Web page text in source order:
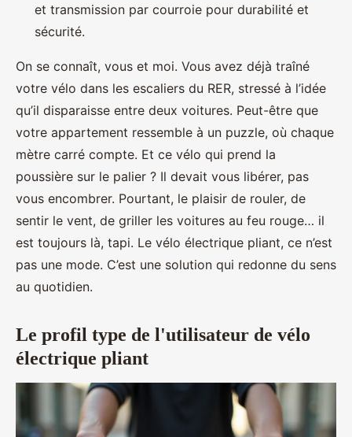
et transmission par courroie pour durabilité et
sécurité.
On se connaît, vous et moi. Vous avez déjà traîné
votre vélo dans les escaliers du RER, stressé à l’idée
qu’il disparaisse entre deux voitures. Peut-être que
votre appartement ressemble à un puzzle, où chaque
mètre carré compte. Et ce vélo qui prend la
poussière sur le palier ? Il devait vous libérer, pas
vous encombrer. Pourtant, le plaisir de rouler, de
sentir le vent, de griller les voitures au feu rouge… il
est toujours là, tapi. Le vélo électrique pliant, ce n’est
pas une mode. C’est une solution qui redonne du sens
au quotidien.
Le profil type de l'utilisateur de vélo
électrique pliant